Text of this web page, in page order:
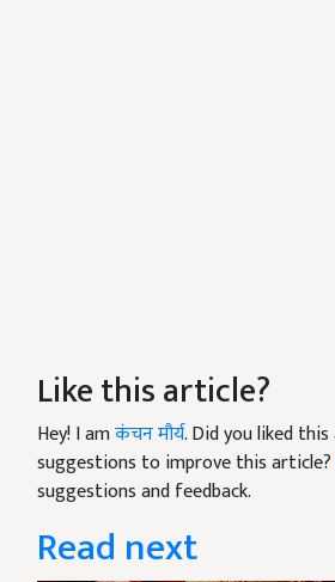
Like this article?
Hey! I amकंचन मौर्य. Did you liked
suggestions to improve this article?
suggestions and feedback.
Read next